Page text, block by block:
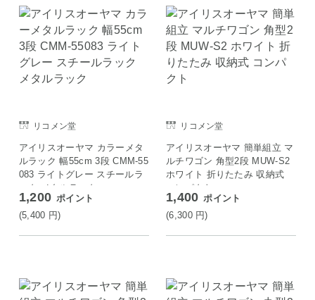
リコメン堂
アイリスオーヤマ カラーメタ
ルラック 幅55cm 3段 CMM-55
083 ライトグレー スチールラ
ック メタルラック
1,200 ポイント
(5,400 円)
リコメン堂
アイリスオーヤマ 簡単組立 マ
ルチワゴン 角型2段 MUW-S2
ホワイト 折りたたみ 収納式
コンパクト
1,400 ポイント
(6,300 円)